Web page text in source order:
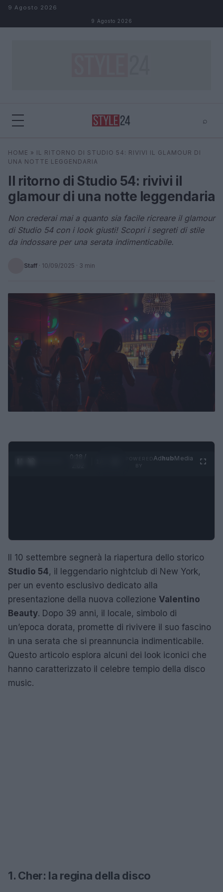
Salta al contenuto
9 Agosto 2026
9 Agosto 2026
⌕
Cerca ⌕
HOME » IL RITORNO DI STUDIO 54: RIVIVI IL GLAMOUR DI
UNA NOTTE LEGGENDARIA
Il ritorno di Studio 54: rivivi il
glamour di una notte leggendaria
Non crederai mai a quanto sia facile ricreare il glamour
di Studio 54 con i look giusti! Scopri i segreti di stile
da indossare per una serata indimenticabile.
Staff · 10/09/2025 · 3 min
0:28 /
AdhubMedia
Il 10 settembre segnerà la riapertura dello storico
Studio 54, il leggendario nightclub di New York,
per un evento esclusivo dedicato alla
presentazione della nuova collezione Valentino
Beauty. Dopo 39 anni, il locale, simbolo di
un’epoca dorata, promette di rivivere il suo fascino
in una serata che si preannuncia indimenticabile.
Questo articolo esplora alcuni dei look iconici che
hanno caratterizzato il celebre tempio della disco
music.
1. Cher: la regina della disco